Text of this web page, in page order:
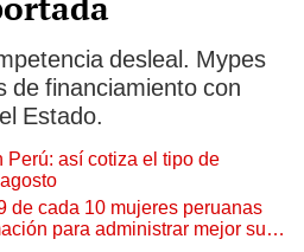
desleal. Mypes
de financiamiento con
Estado.
Perú: así cotiza el tipo de
de cada 10 mujeres peruanas
para administrar mejor su